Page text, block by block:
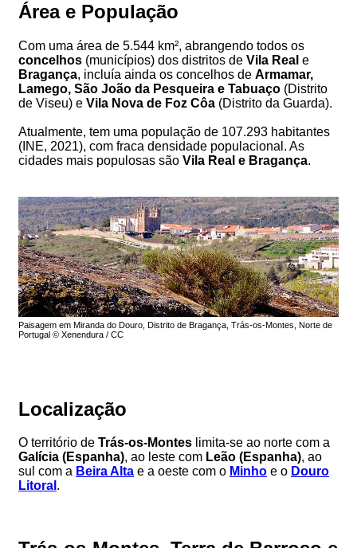
Área e População
Com uma área de 5.544 km², abrangendo todos os
concelhos (municípios) dos distritos de Vila Real e
Bragança, incluía ainda os concelhos de Armamar,
Lamego, São João da Pesqueira e Tabuaço (Distrito
de Viseu) e Vila Nova de Foz Côa (Distrito da Guarda).
Atualmente, tem uma população de 107.293 habitantes
(INE, 2021), com fraca densidade populacional. As
cidades mais populosas são Vila Real e Bragança.
Paisagem em Miranda do Douro, Distrito de Bragança, Trás-os-Montes, Norte de
Portugal © Xenendura / CC
Localização
O território de Trás-os-Montes limita-se ao norte com a
Galícia (Espanha), ao leste com Leão (Espanha), ao
sul com a Beira Alta e a oeste com o Minho e o Douro
Litoral .